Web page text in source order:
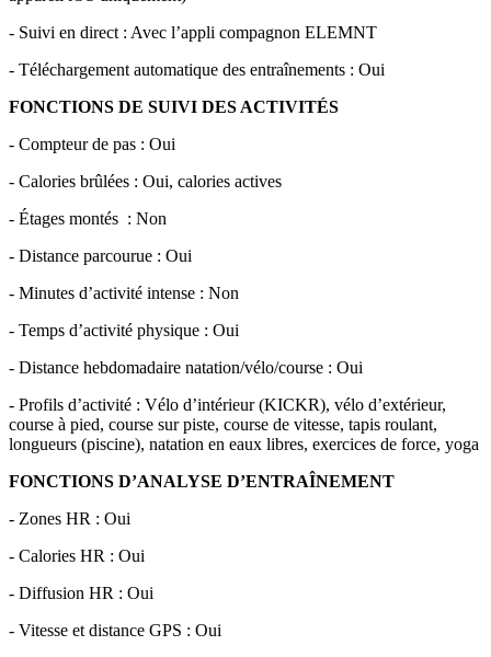
- Suivi en direct : Avec l’appli compagnon ELEMNT
- Téléchargement automatique des entraînements : Oui
FONCTIONS DE SUIVI DES ACTIVITÉS
- Compteur de pas : Oui
- Calories brûlées : Oui, calories actives
- Étages montés : Non
- Distance parcourue : Oui
- Minutes d’activité intense : Non
- Temps d’activité physique : Oui
- Distance hebdomadaire natation/vélo/course : Oui
- Profils d’activité : Vélo d’intérieur (KICKR), vélo d’extérieur,
course à pied, course sur piste, course de vitesse, tapis roulant,
longueurs (piscine), natation en eaux libres, exercices de force, yoga
FONCTIONS D’ANALYSE D’ENTRAÎNEMENT
- Zones HR : Oui
- Calories HR : Oui
- Diffusion HR : Oui
- Vitesse et distance GPS : Oui